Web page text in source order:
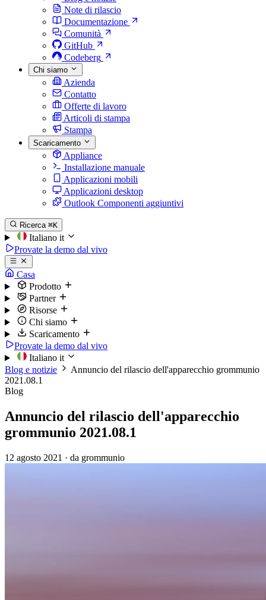
Note di rilascio
Documentazione
Comunità
GitHub
Codeberg
Chi siamo
Azienda
Contatto
Offerte di lavoro
Articoli di stampa
Stampa
Scaricamento
Appliance
Installazione manuale
Applicazioni mobili
Applicazioni desktop
Outlook Componenti aggiuntivi
Ricerca ⌘K
Italiano it
Provate la demo dal vivo
Casa
Prodotto
Partner
Risorse
Chi siamo
Scaricamento
Provate la demo dal vivo
Italiano it
Blog e notizie
Annuncio del rilascio dell'apparecchio grommunio
2021.08.1
Blog
Annuncio del rilascio dell'apparecchio
grommunio 2021.08.1
12 agosto 2021 · da grommunio